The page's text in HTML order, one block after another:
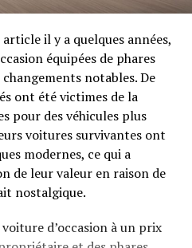
il y a quelques années,
équipées de phares
notables. De
ont été victimes de la
pour des véhicules plus
voitures survivantes ont
modernes, ce qui a
de leur valeur en raison de
nostalgique.
d’occasion à un prix